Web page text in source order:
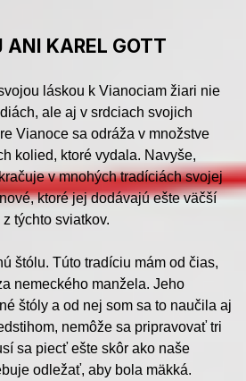
ANI KAREL GOTT
láskou k Vianociam žiari nie
ale aj v srdciach svojich
Vianoce sa odráža v množstve
kolied, ktoré vydala. Navyše,
v mnohých tradíciách svojej
ktoré jej dodávajú ešte väčší
týchto sviatkov.
štólu. Túto tradíciu mám od čias,
nemeckého manžela. Jeho
štóly a od nej som sa to naučila aj
nemôže sa pripravovať tri
sa piecť ešte skôr ako naše
odležať, aby bola mäkká.